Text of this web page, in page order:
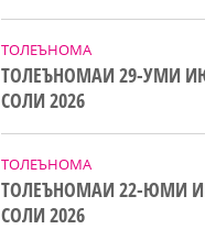
ТОЛЕЪНОМА
ТОЛЕЪНОМАИ 29-УМИ
СОЛИ 2026
ТОЛЕЪНОМА
ТОЛЕЪНОМАИ 22-ЮМИ
СОЛИ 2026